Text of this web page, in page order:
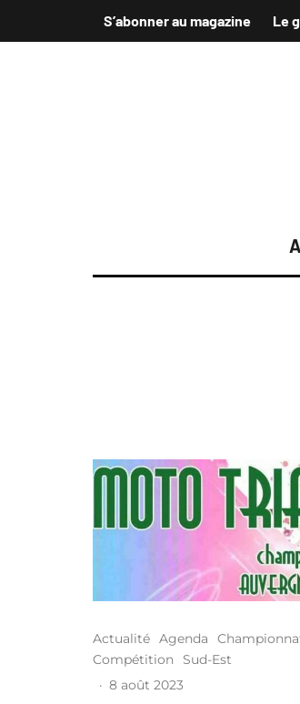
S’abonner au magazine Le
Actualité Agenda
Compétition
Sud-Est
· 8 août 2023